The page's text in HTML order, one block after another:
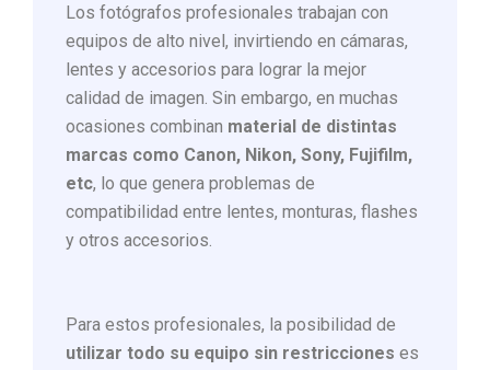
Los fotógrafos profesionales trabajan con
equipos de alto nivel, invirtiendo en cámaras,
lentes y accesorios para lograr la mejor
calidad de imagen. Sin embargo, en muchas
ocasiones combinan material de distintas
marcas como Canon, Nikon, Sony, Fujifilm,
etc, lo que genera problemas de
compatibilidad entre lentes, monturas, flashes
y otros accesorios.
Para estos profesionales, la posibilidad de
utilizar todo su equipo sin restricciones es